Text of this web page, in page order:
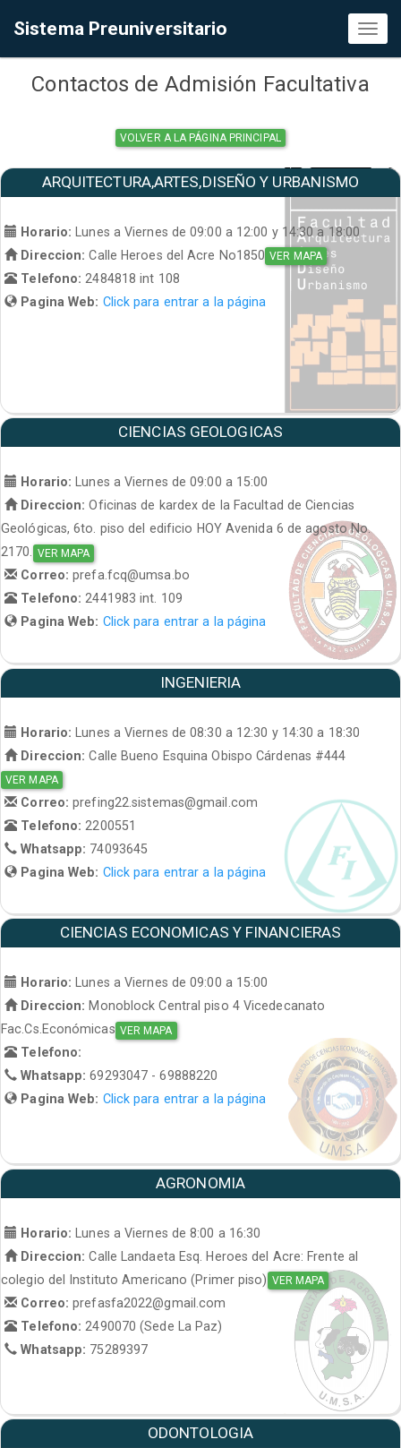
Sistema Preuniversitario
Contactos de Admisión Facultativa
VOLVER A LA PÁGINA PRINCIPAL
ARQUITECTURA,ARTES,DISEÑO Y URBANISMO
Horario:
Lunes a Viernes de 09:00 a 12:00 y 14:30 a 18:00
Direccion: Calle Heroes del Acre No1850 VER MAPA
Telefono: 2484818 int 108
Pagina Web: Click para entrar a la página
CIENCIAS GEOLOGICAS
Horario: Lunes a Viernes de 09:00 a 15:00
Direccion: Oficinas de kardex de la Facultad de Ciencias
Geológicas, 6to. piso del edificio HOY Avenida 6 de agosto No.
2170. VER MAPA
Correo:prefa.fcq@umsa.bo
Telefono:2441983 int. 109
Pagina Web: Click para entrar a la página
INGENIERIA
Horario:
Lunes a Viernes de 08:30 a 12:30 y 14:30 a 18:30
Direccion: Calle Bueno Esquina Obispo Cárdenas #444
VER MAPA
Correo:prefing22.sistemas@gmail.com
Telefono: 2200551
Whatsapp: 74093645
Pagina Web: Click para entrar a la página
CIENCIAS ECONOMICAS Y FINANCIERAS
Horario: Lunes a Viernes de 09:00 a 15:00
Direccion: Monoblock Central piso 4 Vicedecanato
Fac.Cs.Económicas VER MAPA
Telefono:
Whatsapp:69293047 - 69888220
Pagina Web: Click para entrar a la página
AGRONOMIA
Horario:
Lunes a Viernes de 8:00 a 16:30
Direccion: Calle Landaeta Esq. Heroes del Acre: Frente al
colegio del Instituto Americano (Primer piso) VER MAPA
Correo:prefasfa2022@gmail.com
Telefono: 2490070 (Sede La Paz)
Whatsapp: 75289397
ODONTOLOGIA